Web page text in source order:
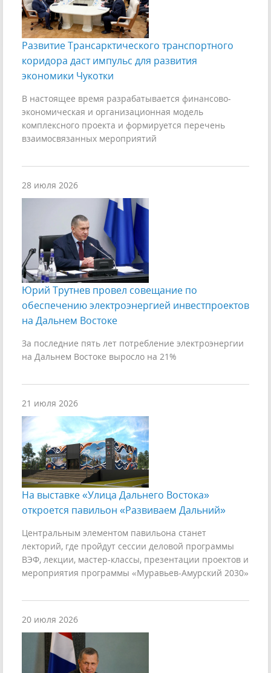
Развитие Трансарктического транспортного
коридора даст импульс для развития
экономики Чукотки
В настоящее время разрабатывается финансово-
экономическая и организационная модель
комплексного проекта и формируется перечень
взаимосвязанных мероприятий
28 июля 2026
Юрий Трутнев провел совещание по
обеспечению электроэнергией инвестпроектов
на Дальнем Востоке
За последние пять лет потребление электроэнергии
на Дальнем Востоке выросло на 21%
21 июля 2026
На выставке «Улица Дальнего Востока»
откроется павильон «Развиваем Дальний»
Центральным элементом павильона станет
лекторий, где пройдут сессии деловой программы
ВЭФ, лекции, мастер-классы, презентации проектов и
мероприятия программы «Муравьев-Амурский 2030»
20 июля 2026